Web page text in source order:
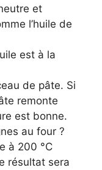
et
l’huile de
est à la
de pâte. Si
remonte
est bonne.
au four ?
à 200 °C
résultat sera